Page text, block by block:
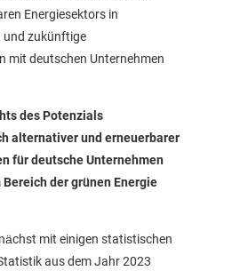
Energiesektors in
und zukünftige
mit deutschen Unternehmen
des Potenzials
alternativer und erneuerbarer
für deutsche Unternehmen
der grünen Energie
mit einigen statistischen
aus dem Jahr 2023